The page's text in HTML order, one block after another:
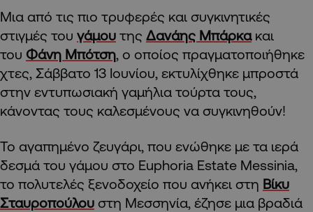
Μια από τις πιο τρυφερές και συγκινητικές
στιγμές του γάμου της Δανάης Μπάρκακαι
του Φάνη Μπότση, ο οποίος πραγματοποιήθηκε
χτες, Σάββατο 13 Ιουνίου, εκτυλίχθηκε μπροστά
στην εντυπωσιακή γαμήλια τούρτα τους,
κάνοντας τους καλεσμένους να συγκινηθούν!
Το αγαπημένο ζευγάρι, που ενώθηκε με τα ιερά
δεσμά του γάμου στο Euphoria Estate Messinia,
το πολυτελές ξενοδοχείο που ανήκει στη Βίκυ
Σταυροπούλου στη Μεσσηνία, έζησε μια βραδιά